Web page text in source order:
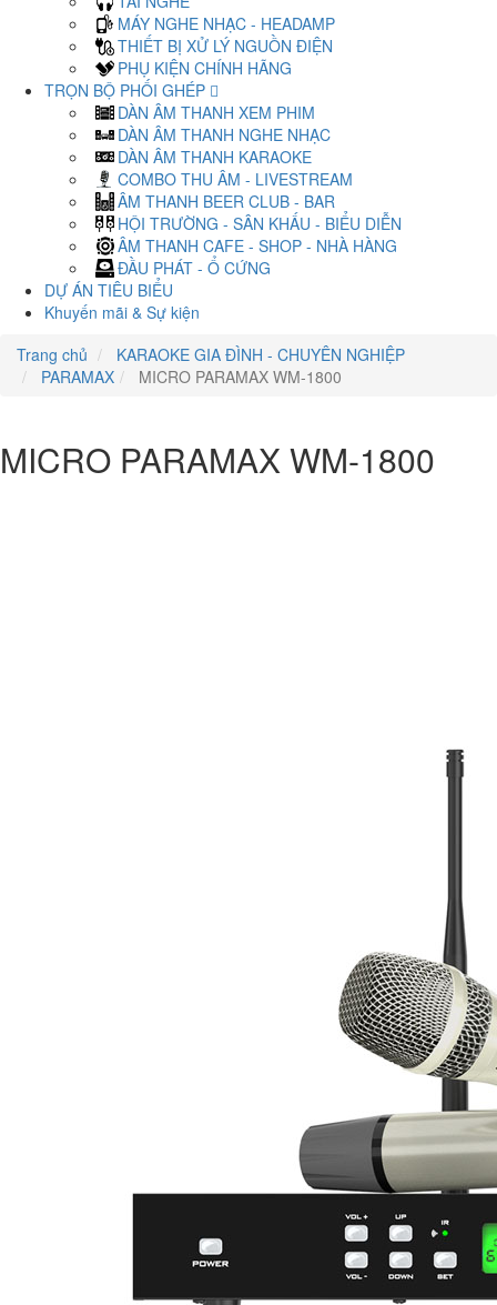
MÁY NGHE NHẠC - HEADAMP
THIẾT BỊ XỬ LÝ NGUỒN ĐIỆN
PHỤ KIỆN CHÍNH HÃNG
TRỌN BỘ PHỐI GHÉP
DÀN ÂM THANH XEM PHIM
DÀN ÂM THANH NGHE NHẠC
DÀN ÂM THANH KARAOKE
COMBO THU ÂM - LIVESTREAM
ÂM THANH BEER CLUB - BAR
HỘI TRƯỜNG - SÂN KHẤU - BIỂU DIỄN
ÂM THANH CAFE - SHOP - NHÀ HÀNG
ĐẦU PHÁT - Ổ CỨNG
DỰ ÁN TIÊU BIỂU
Khuyến mãi & Sự kiện
Trang chủ
KARAOKE GIA ĐÌNH - CHUYÊN NGHIỆP
PARAMAX
MICRO PARAMAX WM-1800
MICRO PARAMAX WM-1800